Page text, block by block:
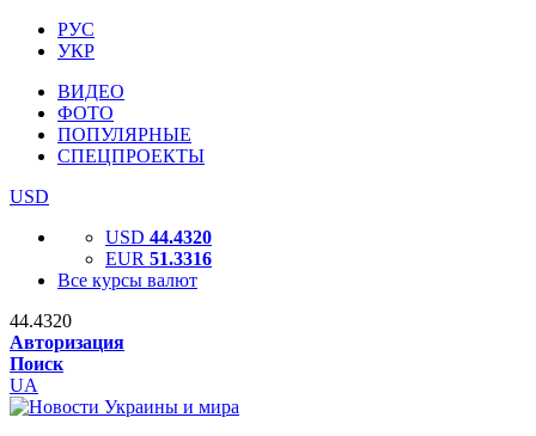
РУС
УКР
ВИДЕО
ФОТО
ПОПУЛЯРНЫЕ
СПЕЦПРОЕКТЫ
USD
USD 44.4320
EUR 51.3316
Все курсы валют
44.4320
Авторизация
Поиск
UA